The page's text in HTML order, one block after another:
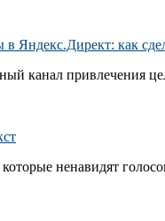
Яндекс.Директ: как
канал привлечения
ненавидят